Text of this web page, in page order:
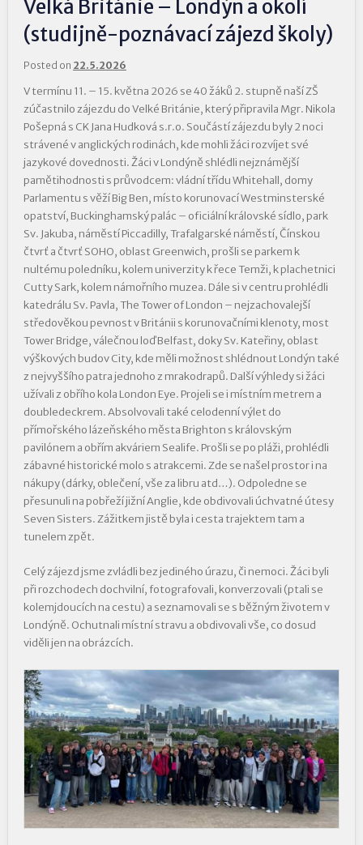
Velká Británie – Londýn a okolí
(studijně-poznávací zájezd školy)
Posted on 22.5.2026
V termínu 11. – 15. května 2026 se 40 žáků 2. stupně naší ZŠ
zúčastnilo zájezdu do Velké Británie, který připravila Mgr. Nikola
Pošepná s CK Jana Hudková s.r.o. Součástí zájezdu byly 2 noci
strávené v anglických rodinách, kde mohli žáci rozvíjet své
jazykové dovednosti. Žáci v Londýně shlédli nejznámější
pamětihodnosti s průvodcem: vládní třídu Whitehall, domy
Parlamentu s věží Big Ben, místo korunovací Westminsterské
opatství, Buckinghamský palác – oficiální královské sídlo, park
Sv. Jakuba, náměstí Piccadilly, Trafalgarské náměstí, Čínskou
čtvrť a čtvrť SOHO, oblast Greenwich, prošli se parkem k
nultému poledníku, kolem univerzity k řece Temži, k plachetnici
Cutty Sark, kolem námořního muzea. Dále si v centru prohlédli
katedrálu Sv. Pavla, The Tower of London – nejzachovalejší
středověkou pevnost v Británii s korunovačními klenoty, most
Tower Bridge, válečnou loď Belfast, doky Sv. Kateřiny, oblast
výškových budov City, kde měli možnost shlédnout Londýn také
z nejvyššího patra jednoho z mrakodrapů. Další výhledy si žáci
užívali z obřího kola London Eye. Projeli se i místním metrem a
doubledeckrem. Absolvovali také celodenní výlet do
přímořského lázeňského města Brighton s královským
pavilónem a obřím akváriem Sealife. Prošli se po pláži, prohlédli
zábavné historické molo s atrakcemi. Zde se našel prostor i na
nákupy (dárky, oblečení, vše za libru atd…). Odpoledne se
přesunuli na pobřeží jižní Anglie, kde obdivovali úchvatné útesy
Seven Sisters. Zážitkem jistě byla i cesta trajektem tam a
tunelem zpět.
Celý zájezd jsme zvládli bez jediného úrazu, či nemoci. Žáci byli
při rozchodech dochvilní, fotografovali, konverzovali (ptali se
kolemjdoucích na cestu) a seznamovali se s běžným životem v
Londýně. Ochutnali místní stravu a obdivovali vše, co dosud
viděli jen na obrázcích.